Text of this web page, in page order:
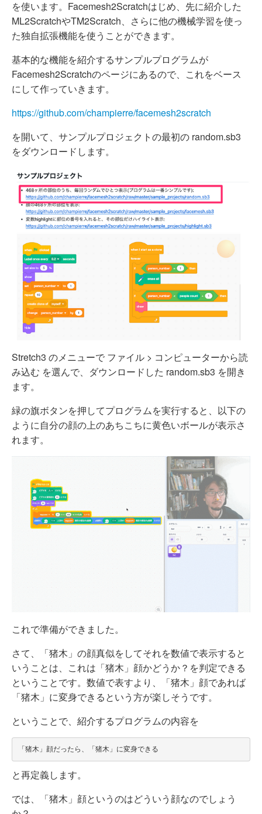
を使います。Facemesh2Scratchはじめ、先に紹介した
ML2ScratchやTM2Scratch、さらに他の機械学習を使っ
た独自拡張機能を使うことができます。
基本的な機能を紹介するサンプルプログラムが
Facemesh2Scratchのページにあるので、これをベース
にして作っていきます。
https://github.com/champierre/facemesh2scratch
を開いて、サンプルプロジェクトの最初の random.sb3
をダウンロードします。
Stretch3 のメニューで ファイル > コンピューターから読
み込む を選んで、ダウンロードした random.sb3 を開き
ます。
緑の旗ボタンを押してプログラムを実行すると、以下の
ように自分の顔の上のあちこちに黄色いボールが表示さ
れます。
これで準備ができました。
さて、「猪木」の顔真似をしてそれを数値で表示すると
いうことは、これは「猪木」顔かどうか？を判定できる
ということです。数値で表すより、「猪木」顔であれば
「猪木」に変身できるという方が楽しそうです。
ということで、紹介するプログラムの内容を
と再定義します。
では、「猪木」顔というのはどういう顔なのでしょう